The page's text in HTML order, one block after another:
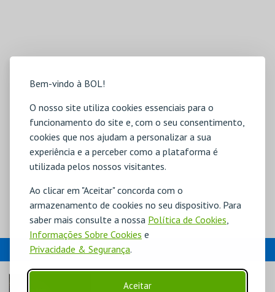
Bem-vindo à BOL!
O nosso site utiliza cookies essenciais para o
funcionamento do site e, com o seu consentimento,
cookies que nos ajudam a personalizar a sua
experiência e a perceber como a plataforma é
utilizada pelos nossos visitantes.
Ao clicar em "Aceitar" concorda com o
armazenamento de cookies no seu dispositivo. Para
saber mais consulte a nossa Política de Cookies
Informações Sobre Cookies e
Privacidade & Segurança.
Aceitar
EVENTOS